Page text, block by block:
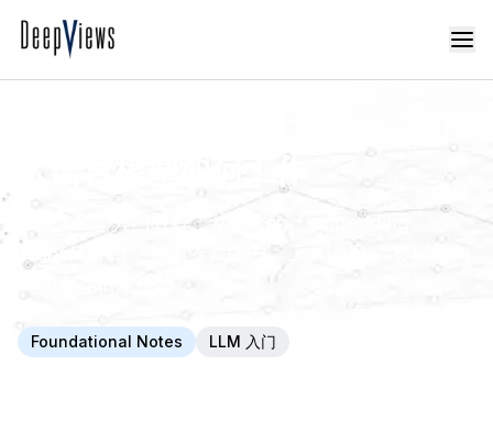
一份 LLM 入门教程：从 token、embedding、
Transformer，到训练、RAG、工具调用、 多模态与
Foundational Notes LLM 入门